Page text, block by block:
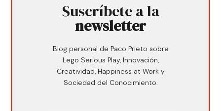
Suscríbete a la
newsletter
Blog personal de Paco Prieto sobre
Lego Serious Play, Innovación,
Creatividad, Happiness at Work y
Sociedad del Conocimiento.